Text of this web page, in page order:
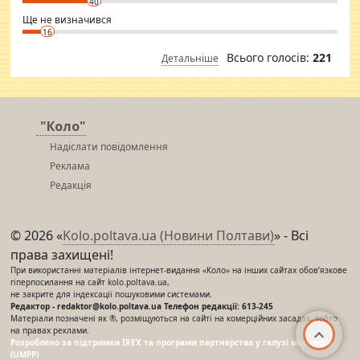
Ще не визначився
16
Детальніше Всього голосів: 221
"Коло"
Надіслати повідомлення
Реклама
Редакція
© 2026 «Kolo.poltava.ua (Новини Полтави)» - Всі
права захищені!
При використанні матеріалів інтернет-видання «Коло» на інших сайтах обов’язкове
гіперпосилання на сайт kolo.poltava.ua,
не закрите для індексації пошуковими системами.
Редактор - redaktor@kolo.poltava.ua Телефон редакції: 613-245
Матеріали позначені як ®, розміщуються на сайті на комерційних засадах, тобто
на правах реклами.
Розроблено за підтримки IREX та програми партнерства у галузі мас-медіа
(UMPP)